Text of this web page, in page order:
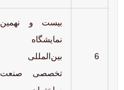
6
بیست و نهمین
نمایشگاه
بین‌المللی
تخصصی صنعت